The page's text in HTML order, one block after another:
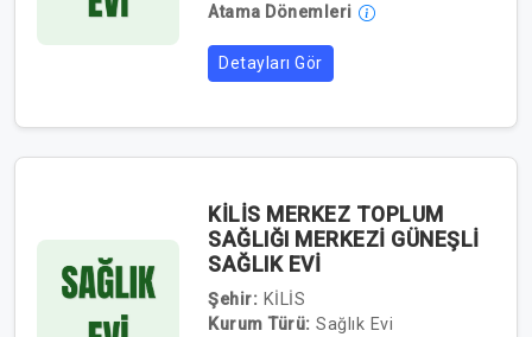
Atama Dönemleri
Detayları Gör
KİLİS MERKEZ TOPLUM
SAĞLIĞI MERKEZİ GÜNEŞLİ
SAĞLIK EVİ
Şehir: KİLİS
Kurum Türü: Sağlık Evi